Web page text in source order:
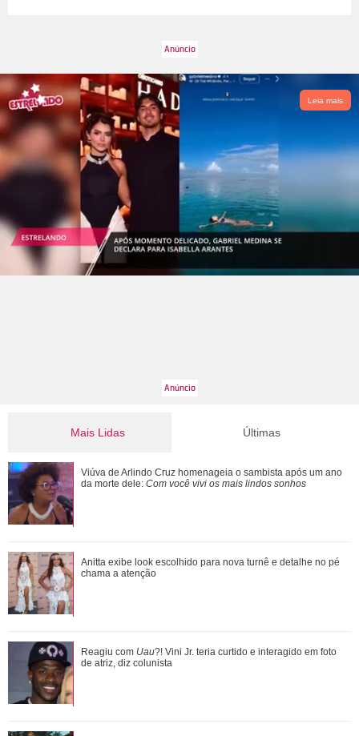
Leia mais
Mais Lidas
Luciana Gimenez mostra seu apartamento em São Paulo
pela primeira vez
João Raul inventa para Agrado que não está conseguindo
conviver com seu sucesso, e termina...
Rafael Cardoso agradece apoio da família após internação
e desabafa: Escolho seguir com q...
Últimas
Viúva de Arlindo Cruz homenageia o sambista após um ano
da morte dele: Com você vivi os mais lindos sonhos
Anitta exibe look escolhido para nova turnê e detalhe no pé
chama a atenção
Reagiu com Uau?! Vini Jr. teria curtido e interagido em foto
de atriz, diz colunista